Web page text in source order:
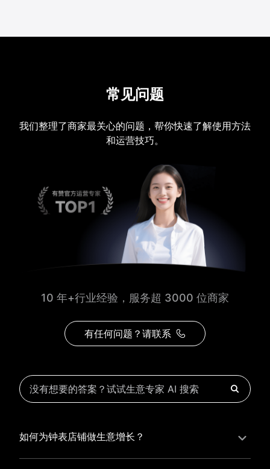
常见问题
我们整理了商家最关心的问题，帮你快速了解使用方法
和运营技巧。
10 年+行业经验，服务超 3000 位商家
有任何问题？请联系
如何为钟表店铺做生意增长？
为钟表店铺实现持续生意增长，您可以通过有赞新零售